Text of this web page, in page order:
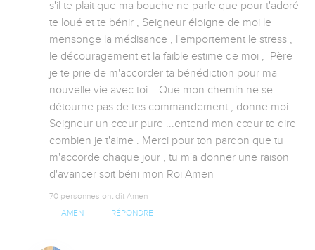
s'il te plait que ma bouche ne parle que pour t'adoré
te loué et te bénir , Seigneur éloigne de moi le
mensonge la médisance , l'emportement le stress ,
le découragement et la faible estime de moi ,  Père
je te prie de m'accorder ta bénédiction pour ma
nouvelle vie avec toi .  Que mon chemin ne se
détourne pas de tes commandement , donne moi
Seigneur un cœur pure ...entend mon cœur te dire
combien je t'aime . Merci pour ton pardon que tu
m'accorde chaque jour , tu m'a donner une raison
d'avancer soit béni mon Roi Amen
70 personnes ont dit Amen
AMEN RÉPONDRE